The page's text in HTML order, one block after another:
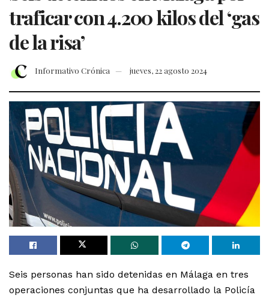
traficar con 4.200 kilos del ‘gas
de la risa’
Informativo Crónica jueves, 22 agosto 2024
Seis personas han sido detenidas en Málaga en tres
operaciones conjuntas que ha desarrollado la Policía